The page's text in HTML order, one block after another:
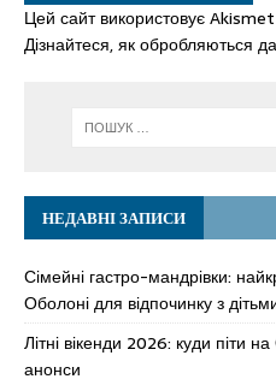
Цей сайт використовує
Дізнайтеся, як обробляються
НЕДАВНІ ЗАПИСИ
Сімейні гастро-мандрівки:
Оболоні для відпочинку з
Літні вікенди 2026: куди піти
анонси